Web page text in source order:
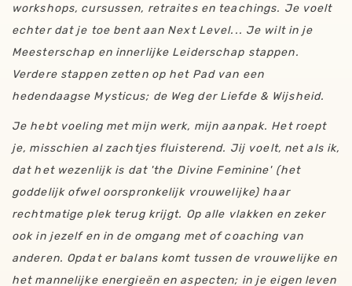
workshops, cursussen, retraites en teachings. Je voelt
echter dat je toe bent aan Next Level... Je wilt in je
Meesterschap en innerlijke Leiderschap stappen.
Verdere stappen zetten op het Pad van een
hedendaagse Mysticus; de Weg der Liefde & Wijsheid.
Je hebt voeling met mijn werk, mijn aanpak. Het roept
je, misschien al zachtjes fluisterend. Jij voelt, net als ik,
dat het wezenlijk is dat 'the Divine Feminine' (het
goddelijk ofwel oorspronkelijk vrouwelijke) haar
rechtmatige plek terug krijgt. Op alle vlakken en zeker
ook in jezelf en in de omgang met of coaching van
anderen. Opdat er balans komt tussen de vrouwelijke en
het mannelijke energieën en aspecten; in je eigen leven